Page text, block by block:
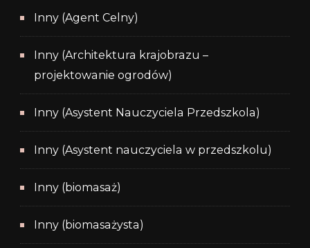
Inny (Agent Celny)
Inny (Architektura krajobrazu –
projektowanie ogrodów)
Inny (Asystent Nauczyciela Przedszkola)
Inny (Asystent nauczyciela w przedszkolu)
Inny (biomasaż)
Inny (biomasażysta)